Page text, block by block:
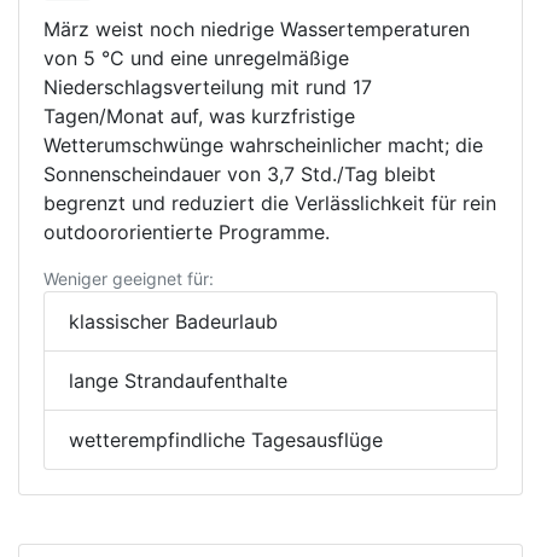
März weist noch niedrige Wassertemperaturen
von 5 °C und eine unregelmäßige
Niederschlagsverteilung mit rund 17
Tagen/Monat auf, was kurzfristige
Wetterumschwünge wahrscheinlicher macht; die
Sonnenscheindauer von 3,7 Std./Tag bleibt
begrenzt und reduziert die Verlässlichkeit für rein
outdoororientierte Programme.
Weniger geeignet für:
klassischer Badeurlaub
lange Strandaufenthalte
wetterempfindliche Tagesausflüge